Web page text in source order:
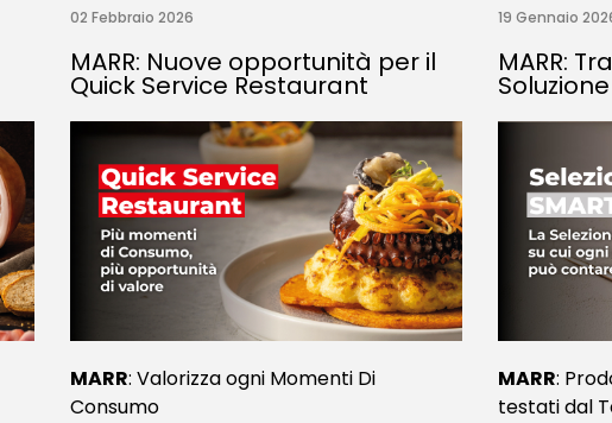
02 Febbraio 2026
MARR: Nuove opportunità per il
Quick Service Restaurant
MARR: Valorizza ogni Momenti Di
Consumo
19 Gennaio
MARR:
Soluzione
MARR:
testati dal